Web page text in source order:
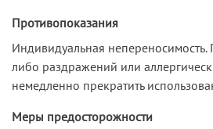
Противопоказания
Индивидуальная
либо раздражений или
немедленно прекратить
Меры предосторожности